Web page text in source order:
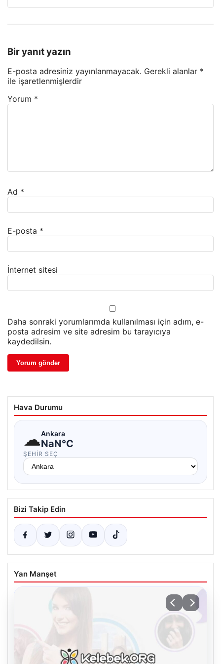
Bir yanıt yazın
E-posta adresiniz yayınlanmayacak. Gerekli alanlar *
ile işaretlenmişlerdir
Yorum *
Ad *
E-posta *
İnternet sitesi
Daha sonraki yorumlarımda kullanılması için adım, e-
posta adresim ve site adresim bu tarayıcıya
kaydedilsin.
Hava Durumu
☁Ankara
NaN°C
ŞEHIR SEÇ
Bizi Takip Edin
Yan Manşet